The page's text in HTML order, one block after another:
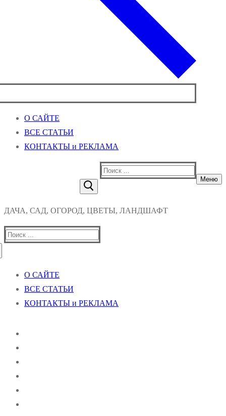
О САЙТЕ
ВСЕ СТАТЬИ
КОНТАКТЫ и РЕКЛАМА
Найти:
Меню
ДАЧА, САД, ОГОРОД, ЦВЕТЫ, ЛАНДШАФТ
Найти:
О САЙТЕ
ВСЕ СТАТЬИ
КОНТАКТЫ и РЕКЛАМА